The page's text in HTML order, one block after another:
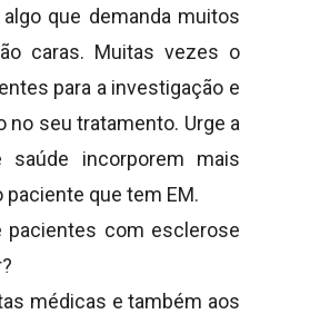
que demanda muitos
caras. Muitas vezes o
para a investigação e
seu tratamento. Urge a
incorporem mais
que tem EM.
pacientes com esclerose
médicas e também aos